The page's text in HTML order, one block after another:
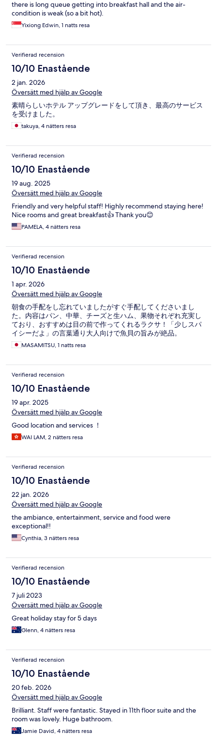
there is long queue getting into breakfast hall and the air-
condition is weak (so a bit hot).
Yixiong Edwin, 1 natts resa
Verifierad recension
10/10 Enastående
2 jan. 2026
Översätt med hjälp av Google
素晴らしいホテル アップグレードをして頂き、最高のサービス
を受けました。
takuya, 4 nätters resa
Verifierad recension
10/10 Enastående
19 aug. 2025
Översätt med hjälp av Google
Friendly and very helpful staff! Highly recommend staying here!
Nice rooms and great breakfast👍 Thank you😊
PAMELA, 4 nätters resa
Verifierad recension
10/10 Enastående
1 apr. 2026
Översätt med hjälp av Google
朝食の手配をし忘れていましたがすぐ手配してくださいまし
た。内容はパン、中華、チーズと生ハム、果物それぞれ充実し
ており、おすすめは目の前で作ってくれるラクサ！「少しスパ
イシーだよ」の言葉通り大人向けで魚貝の旨みが絶品。
MASAMITSU, 1 natts resa
Verifierad recension
10/10 Enastående
19 apr. 2025
Översätt med hjälp av Google
Good location and services ！
WAI LAM, 2 nätters resa
Verifierad recension
10/10 Enastående
22 jan. 2026
Översätt med hjälp av Google
the ambiance, entertainment, service and food were
exceptional!!
Cynthia, 3 nätters resa
Verifierad recension
10/10 Enastående
7 juli 2023
Översätt med hjälp av Google
Great holiday stay for 5 days
Glenn, 4 nätters resa
Verifierad recension
10/10 Enastående
20 feb. 2026
Översätt med hjälp av Google
Brilliant. Staff were fantastic. Stayed in 11th floor suite and the
room was lovely. Huge bathroom.
Jamie David, 4 nätters resa